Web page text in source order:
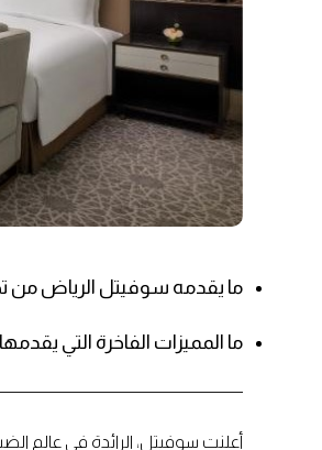
ما يقدمه سوفيتل الرياض من
ما المميزات الفاخرة التي
أعلنت سوفيتل، الرائدة في عالم